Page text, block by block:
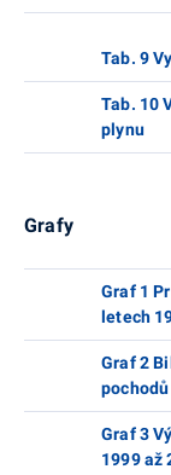
Tab. 9
Tab. 10
plynu
Grafy
Graf 1
letech
Graf 2
Graf 3
1999 až